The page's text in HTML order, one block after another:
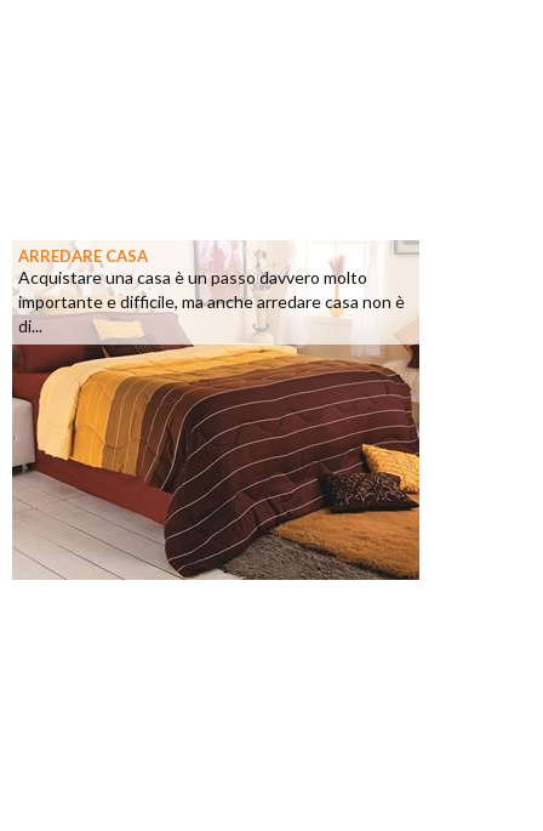
ARREDARE CASA
Acquistare una casa è un passo davvero molto
importante e difficile, ma anche arredare casa non è
di...